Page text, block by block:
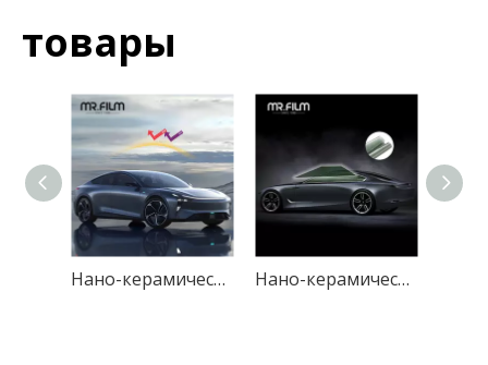
товары
Нано-керамическая солнечная пленка, тонировка окон «Закат» Нано-керамическая тонировка для автомобильных стекол, устойчивая к ультрафиолетовому излучению автомобильная тонировка